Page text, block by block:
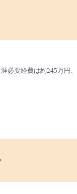
必要経費は約245万円